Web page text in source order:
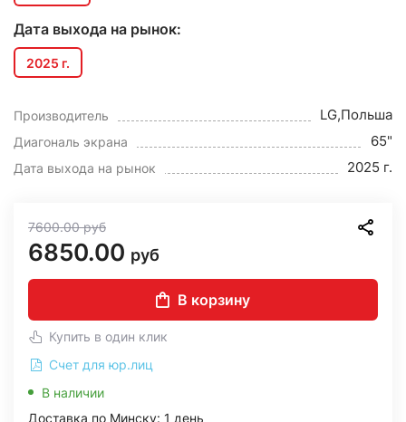
Дата выхода на рынок:
2025 г.
Производитель LG,Польша
Диагональ экрана 65"
Дата выхода на рынок 2025 г.
7600.00руб
6850.00 руб
В корзину
Купить в один клик
Счет для юр.лиц
В наличии
Доставка по Минску: 1 день